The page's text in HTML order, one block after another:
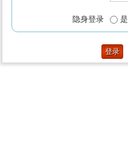
隐身登录 是